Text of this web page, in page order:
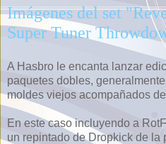
Imágenes del set
Super Tuner
A Hasbro le encanta lanzar
paquetes dobles,
moldes viejos acompañados
En este caso incluyendo a
un repintado de Dropkick de la